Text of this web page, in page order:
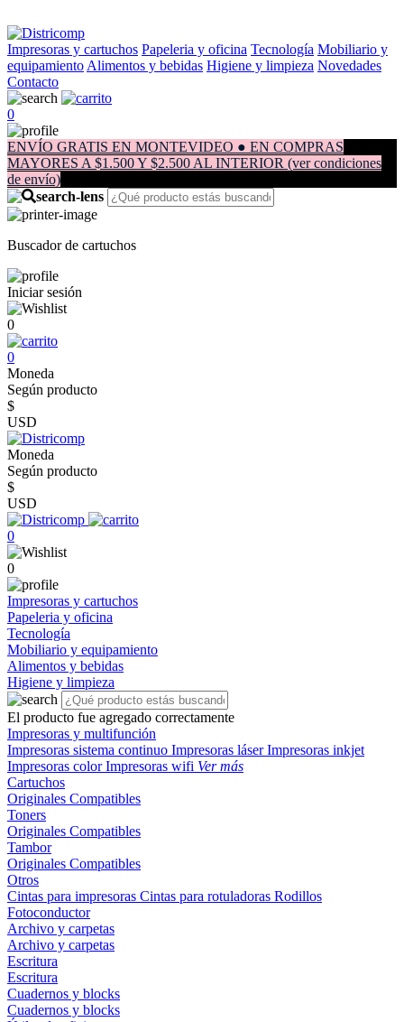
Impresoras y cartuchos Papeleria y oficina Tecnología Mobiliario y
equipamiento Alimentos y bebidas Higiene y limpieza Novedades
Contacto
0
ENVÍO GRATIS EN MONTEVIDEO ● EN COMPRAS
MAYORES A $1.500 Y $2.500 AL INTERIOR (ver condiciones
de envío)
Buscador de cartuchos
Iniciar sesión
0
0
Moneda
Según producto
$
USD
Moneda
Según producto
$
USD
0
0
Impresoras y cartuchos
Papeleria y oficina
Tecnología
Mobiliario y equipamiento
Alimentos y bebidas
Higiene y limpieza
El producto fue agregado correctamente
Impresoras y multifunción
Impresoras sistema continuo Impresoras láserImpresoras inkjet
Impresoras colorImpresoras wifi Ver más
Cartuchos
Originales Compatibles
Toners
Originales Compatibles
Tambor
Originales Compatibles
Otros
Cintas para impresoras Cintas para rotuladoras Rodillos
Fotoconductor
Archivo y carpetas
Archivo y carpetas
Escritura
Escritura
Cuadernos y blocks
Cuadernos y blocks